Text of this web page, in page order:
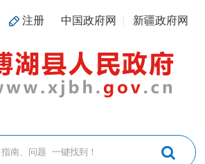
注册 中国政府网 新疆政府网